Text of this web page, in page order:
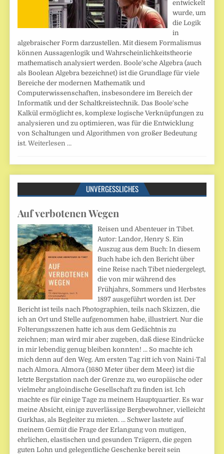
entwickelt
wurde, um
die Logik
in
algebraischer Form darzustellen. Mit diesem Formalismus
können Aussagenlogik und Wahrscheinlichkeitstheorie
mathematisch analysiert werden. Boole'sche Algebra (auch
als Boolean Algebra bezeichnet) ist die Grundlage für viele
Bereiche der modernen Mathematik und
Computerwissenschaften, insbesondere im Bereich der
Informatik und der Schaltkreistechnik. Das Boole'sche
Kalkül ermöglicht es, komplexe logische Verknüpfungen zu
analysieren und zu optimieren, was für die Entwicklung
von Schaltungen und Algorithmen von großer Bedeutung
ist.Weiterlesen …
UNVERGESSLICHES
Auf verbotenen Wegen
Reisen und Abenteuer in Tibet.
Autor: Landor, Henry S. Ein
Auszug aus dem Buch: In diesem
Buch habe ich den Bericht über
eine Reise nach Tibet niedergelegt,
die von mir während des
Frühjahrs, Sommers und Herbstes
1897 ausgeführt worden ist. Der
Bericht ist teils nach Photographien, teils nach Skizzen, die
ich an Ort und Stelle aufgenommen habe, illustriert. Nur die
Folterungsszenen hatte ich aus dem Gedächtnis zu
zeichnen; man wird mir aber zugeben, daß diese Eindrücke
in mir lebendig genug bleiben konnten! ... So machte ich
mich denn auf den Weg. Am ersten Tag ritt ich von Naini-Tal
nach Almora. Almora (1680 Meter über dem Meer) ist die
letzte Bergstation nach der Grenze zu, wo europäische oder
vielmehr angloindische Gesellschaft zu finden ist. Ich
machte es für einige Tage zu meinem Hauptquartier. Es war
meine Absicht, einige zuverlässige Bergbewohner, vielleicht
Gurkhas, als Begleiter zu mieten. ... Schwer lastete auf
meinem Gemüt die Frage der Erlangung von mutigen,
ehrlichen, elastischen und gesunden Trägern, die gegen
guten Lohn und gelegentliche Geschenke bereit sein